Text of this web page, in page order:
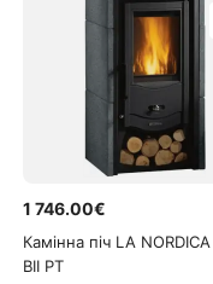
1 746.00€
Камінна піч LA
BII PT